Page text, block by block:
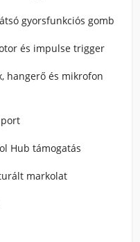
gyorsfunkciós gomb
és impulse trigger
hangerő és mikrofon
Hub támogatás
markolat